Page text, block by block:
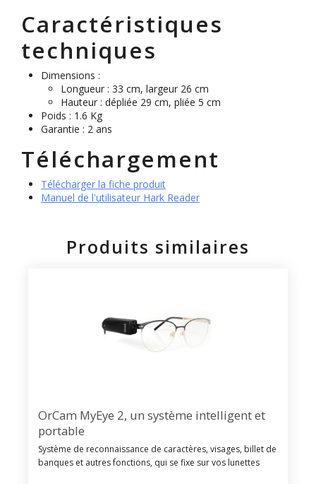
Caractéristiques
techniques
Dimensions :
Longueur : 33 cm, largeur 26 cm
Hauteur : dépliée 29 cm, pliée 5 cm
Poids : 1.6 Kg
Garantie : 2 ans
Téléchargement
Télécharger la fiche produit
Manuel de l'utilisateur Hark Reader
Produits similaires
OrCam MyEye 2, un système intelligent et
portable
Système de reconnaissance de caractères, visages, billet de
banques et autres fonctions, qui se fixe sur vos lunettes